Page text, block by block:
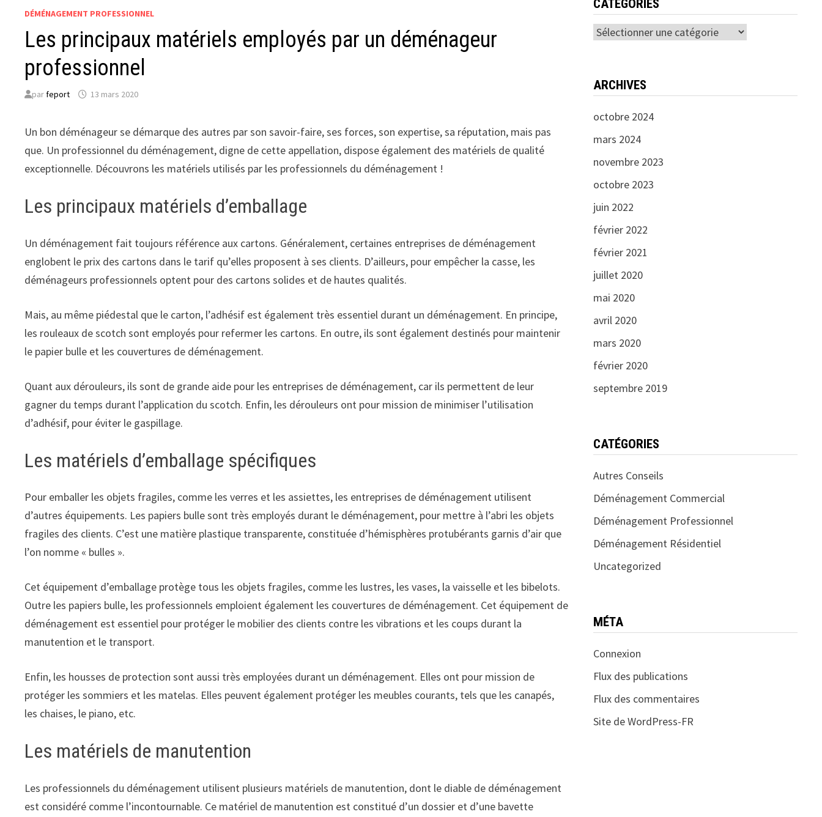
DÉMÉNAGEMENT PROFESSIONNEL
Les principaux matériels employés par un déménageur
professionnel
parfeport 13 mars 2020
Un bon déménageur se démarque des autres par son savoir-faire, ses forces, son expertise, sa réputation, mais pas
que. Un professionnel du déménagement, digne de cette appellation, dispose également des matériels de qualité
exceptionnelle. Découvrons les matériels utilisés par les professionnels du déménagement !
Les principaux matériels d’emballage
Un déménagement fait toujours référence aux cartons. Généralement, certaines entreprises de déménagement
englobent le prix des cartons dans le tarif qu’elles proposent à ses clients. D’ailleurs, pour empêcher la casse, les
déménageurs professionnels optent pour des cartons solides et de hautes qualités.
Mais, au même piédestal que le carton, l’adhésif est également très essentiel durant un déménagement. En principe,
les rouleaux de scotch sont employés pour refermer les cartons. En outre, ils sont également destinés pour maintenir
le papier bulle et les couvertures de déménagement.
Quant aux dérouleurs, ils sont de grande aide pour les entreprises de déménagement, car ils permettent de leur
gagner du temps durant l’application du scotch. Enfin, les dérouleurs ont pour mission de minimiser l’utilisation
d’adhésif, pour éviter le gaspillage.
Les matériels d’emballage spécifiques
Pour emballer les objets fragiles, comme les verres et les assiettes, les entreprises de déménagement utilisent
d’autres équipements. Les papiers bulle sont très employés durant le déménagement, pour mettre à l’abri les objets
fragiles des clients. C’est une matière plastique transparente, constituée d’hémisphères protubérants garnis d’air que
l’on nomme « bulles ».
Cet équipement d’emballage protège tous les objets fragiles, comme les lustres, les vases, la vaisselle et les bibelots.
Outre les papiers bulle, les professionnels emploient également les couvertures de déménagement. Cet équipement de
déménagement est essentiel pour protéger le mobilier des clients contre les vibrations et les coups durant la
manutention et le transport.
Enfin, les housses de protection sont aussi très employées durant un déménagement. Elles ont pour mission de
protéger les sommiers et les matelas. Elles peuvent également protéger les meubles courants, tels que les canapés,
les chaises, le piano, etc.
Les matériels de manutention
Les professionnels du déménagement utilisent plusieurs matériels de manutention, dont le diable de déménagement
est considéré comme l’incontournable. Ce matériel de manutention est constitué d’un dossier et d’une bavette
CATÉGORIES
Catégories
ARCHIVES
octobre 2024
mars 2024
novembre 2023
octobre 2023
juin 2022
février 2022
février 2021
juillet 2020
mai 2020
avril 2020
mars 2020
février 2020
septembre 2019
CATÉGORIES
Autres Conseils
Déménagement Commercial
Déménagement Professionnel
Déménagement Résidentiel
Uncategorized
MÉTA
Connexion
Flux des publications
Flux des commentaires
Site de WordPress-FR